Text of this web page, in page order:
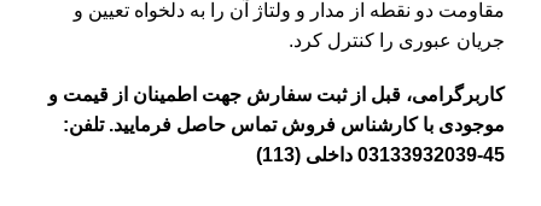
مقاومت دو نقطه از مدار و ولتاژ آن را به دلخواه تعیین و
جریان عبوری را کنترل کرد.
کاربرگرامی، قبل از ثبت سفارش جهت اطمینان از قیمت و
موجودی با کارشناس فروش تماس حاصل فرمایید. تلفن:
45-03133932039 داخلی (113)